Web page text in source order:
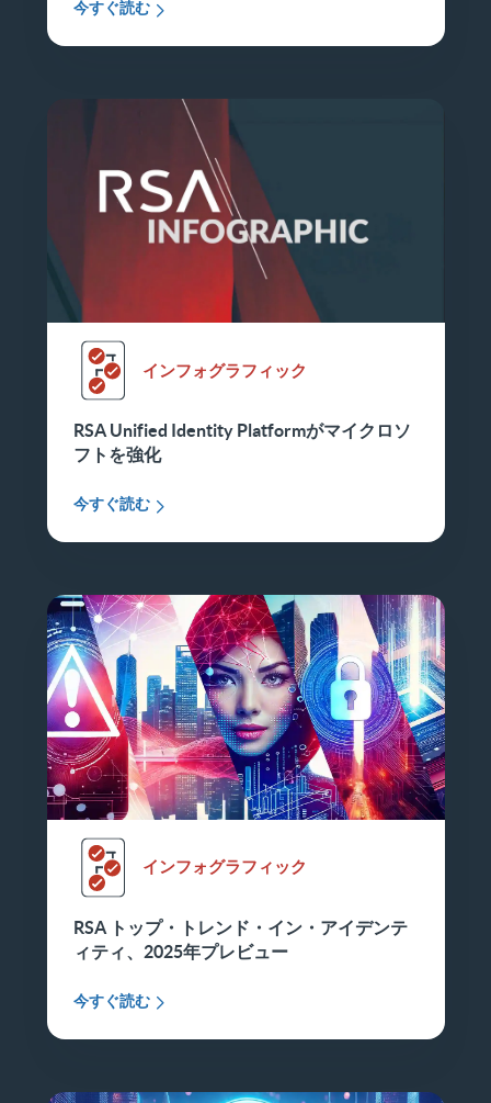
今すぐ読む
インフォグラフィック
RSA Unified Identity Platformがマイクロソ
フトを強化
今すぐ読む
インフォグラフィック
RSA トップ・トレンド・イン・アイデンテ
ィティ、2025年プレビュー
今すぐ読む